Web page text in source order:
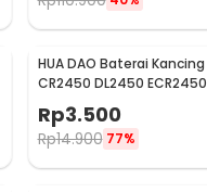
HUA DAO Baterai Kancing
CR2450 DL2450 ECR2450
3V Lithium 1 PCS
Rp3.500
Rp14.900 77%